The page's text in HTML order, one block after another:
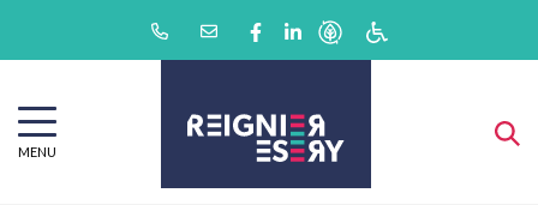
Lien vers le compte Facebook
Lien vers le compte Linkedin
MENU